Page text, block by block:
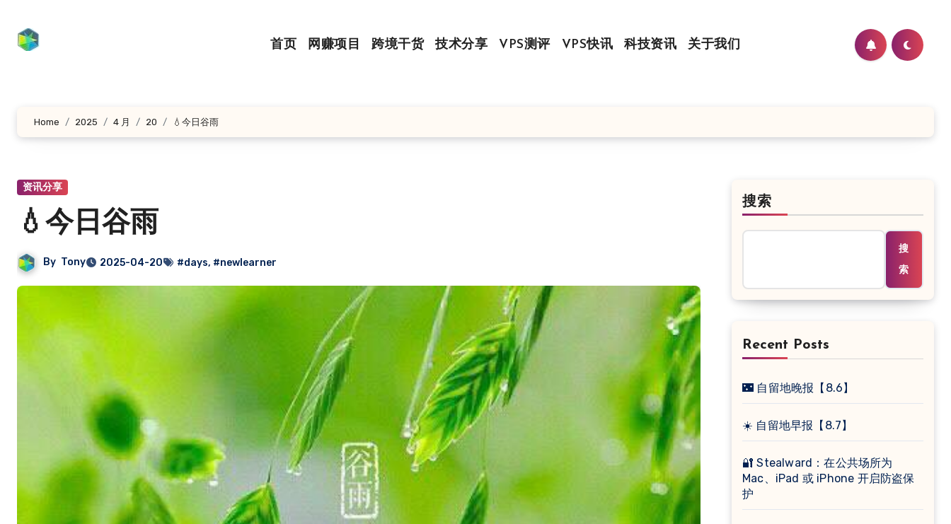
首页 网赚项目 跨境干货 技术分享 VPS测评 VPS快讯 科技资讯 关于我们
Home 2025 4 月 20 💧今日谷雨
资讯分享
💧今日谷雨
By Tony 2025-04-20 #days, #newlearner
搜索
搜
索
Recent Posts
🌃 自留地晚报【8.6】
☀️ 自留地早报【8.7】
🔐 Stealward：在公共场所为
Mac、iPad 或 iPhone 开启防盗保
护